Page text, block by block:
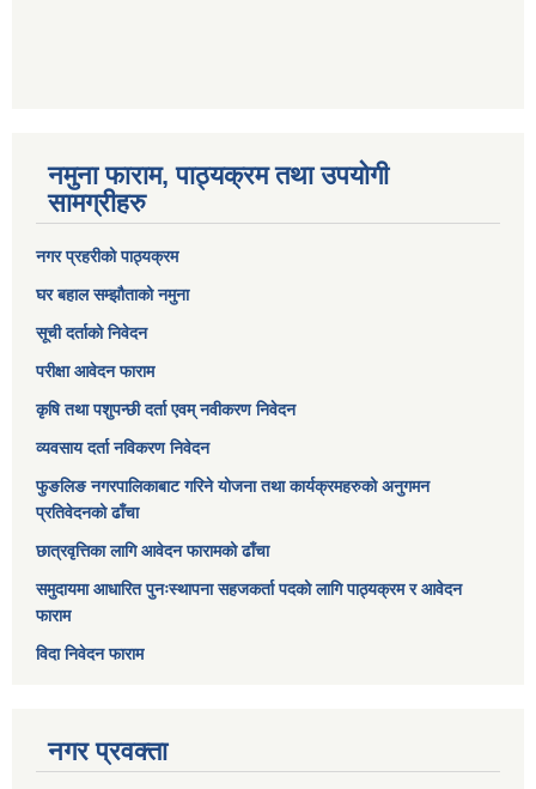
नमुना फाराम, पाठ्यक्रम तथा उपयोगी
सामग्रीहरु
नगर प्रहरीको पाठ्यक्रम
घर बहाल सम्झौताको नमुना
सूची दर्ताको निवेदन
परीक्षा आवेदन फाराम
कृषि तथा पशुपन्छी दर्ता एवम् नवीकरण निवेदन
व्यवसाय दर्ता नविकरण निवेदन
फुङलिङ नगरपालिकाबाट गरिने योजना तथा कार्यक्रमहरुको अनुगमन
प्रतिवेदनको ढाँचा
छात्रवृत्तिका लागि आवेदन फारामको ढाँचा
समुदायमा आधारित पुनःस्थापना सहजकर्ता पदको लागि पाठ्यक्रम र आवेदन
फाराम
विदा निवेदन फाराम
नगर प्रवक्ता